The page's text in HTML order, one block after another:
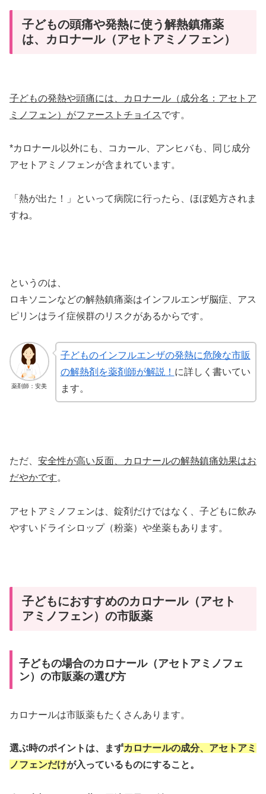
子どもの頭痛や発熱に使う解熱鎮痛薬
は、カロナール（アセトアミノフェン）
子どもの発熱や頭痛には、カロナール（成分名：アセトア
ミノフェン）がファーストチョイスです。
*カロナール以外にも、コカール、アンヒバも、同じ成分
アセトアミノフェンが含まれています。
「熱が出た！」といって病院に行ったら、ほぼ処方されま
すね。
というのは、
ロキソニンなどの解熱鎮痛薬はインフルエンザ脳症、アス
ピリンはライ症候群のリスクがあるからです。
薬剤師：安美
子どものインフルエンザの発熱に危険な市販
の解熱剤を薬剤師が解説！ に詳しく書いてい
ます。
ただ、 安全性が高い反面、カロナールの解熱鎮痛効果はお
だやかです。
アセトアミノフェンは、錠剤だけではなく、子どもに飲み
やすいドライシロップ（粉薬）や坐薬もあります。
子どもにおすすめのカロナール（アセト
アミノフェン）の市販薬
子どもの場合のカロナール（アセトアミノフェ
ン）の市販薬の選び方
カロナールは市販薬もたくさんあります。
選ぶ時のポイントは、まずカロナールの成分、アセトアミ
ノフェンだけが入っているものにすること。